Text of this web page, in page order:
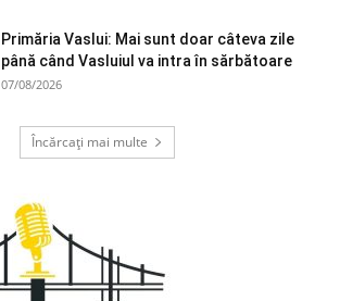
Primăria Vaslui: Mai sunt doar câteva zile
până când Vasluiul va intra în sărbătoare
07/08/2026
Încărcați mai multe